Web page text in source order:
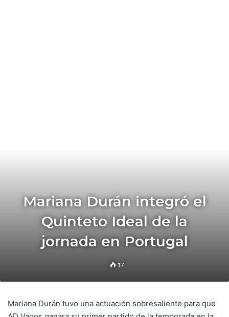
Mariana Durán integró el
Quinteto Ideal de la
jornada en Portugal
17
Mariana Durán tuvo una actuación sobresaliente para que